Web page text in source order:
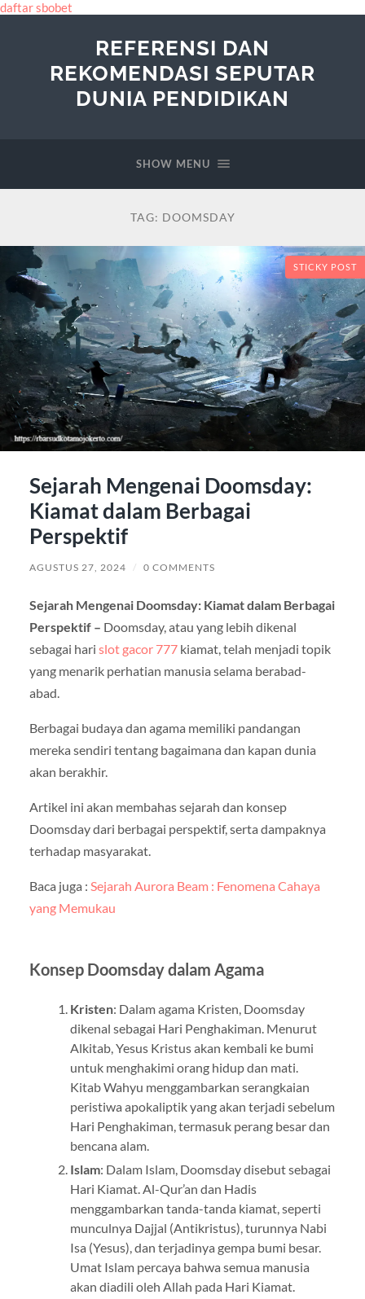
daftar sbobet
REFERENSI DAN
REKOMENDASI SEPUTAR
DUNIA PENDIDIKAN
SHOW MENU
TAG: DOOMSDAY
STICKY POST
Sejarah Mengenai Doomsday:
Kiamat dalam Berbagai
Perspektif
AGUSTUS 27, 2024 / 0 COMMENTS
Sejarah Mengenai Doomsday: Kiamat dalam Berbagai
Perspektif – Doomsday, atau yang lebih dikenal
sebagai hari slot gacor 777kiamat, telah menjadi topik
yang menarik perhatian manusia selama berabad-
abad.
Berbagai budaya dan agama memiliki pandangan
mereka sendiri tentang bagaimana dan kapan dunia
akan berakhir.
Artikel ini akan membahas sejarah dan konsep
Doomsday dari berbagai perspektif, serta dampaknya
terhadap masyarakat.
Baca juga : Sejarah Aurora Beam : Fenomena Cahaya
yang Memukau
Konsep Doomsday dalam Agama
Kristen: Dalam agama Kristen, Doomsday
dikenal sebagai Hari Penghakiman. Menurut
Alkitab, Yesus Kristus akan kembali ke bumi
untuk menghakimi orang hidup dan mati.
Kitab Wahyu menggambarkan serangkaian
peristiwa apokaliptik yang akan terjadi sebelum
Hari Penghakiman, termasuk perang besar dan
bencana alam.
Islam: Dalam Islam, Doomsday disebut sebagai
Hari Kiamat. Al-Qur’an dan Hadis
menggambarkan tanda-tanda kiamat, seperti
munculnya Dajjal (Antikristus), turunnya Nabi
Isa (Yesus), dan terjadinya gempa bumi besar.
Umat Islam percaya bahwa semua manusia
akan diadili oleh Allah pada Hari Kiamat.